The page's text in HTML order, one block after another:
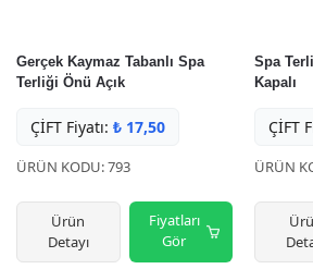
Gerçek Kaymaz Tabanlı Spa
Terliği Önü Açık
ÇİFT Fiyatı: ₺ 17,50
ÜRÜN KODU: 793
Ürün
Detayı
Fiyatları
Gör
Spa
Kapalı
ÇİFT
ÜRÜN